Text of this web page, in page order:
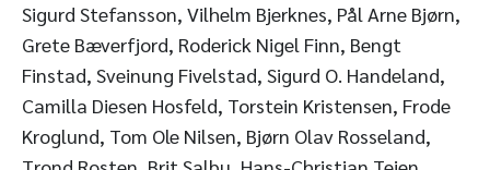
Sigurd Stefansson, Vilhelm Bjerknes, Pål Arne Bjørn,
Grete Bæverfjord, Roderick Nigel Finn, Bengt
Finstad, Sveinung Fivelstad, Sigurd O. Handeland,
Camilla Diesen Hosfeld, Torstein Kristensen, Frode
Kroglund, Tom Ole Nilsen, Bjørn Olav Rosseland,